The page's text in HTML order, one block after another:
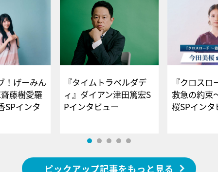
！げーみん
藤樹愛羅
SPインタ
『タイムトラベルダデ
ィ』ダイアン津田篤宏S
Pインタビュー
『クロス
救急の約束
桜SPイ
ピックアップ記事をもっと見る